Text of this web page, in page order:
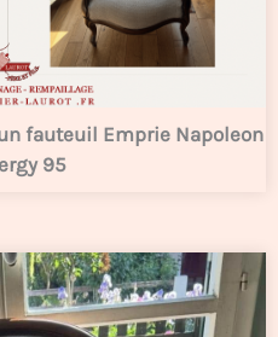
fauteuil Emprie Napoleon
95